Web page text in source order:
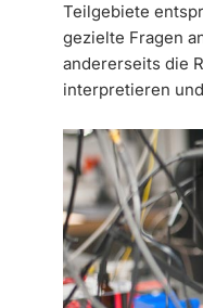
Teilgebiete
gezielte Fragen
andererseits die
interpretieren